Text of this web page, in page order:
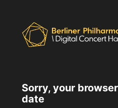
Sorry, your
date